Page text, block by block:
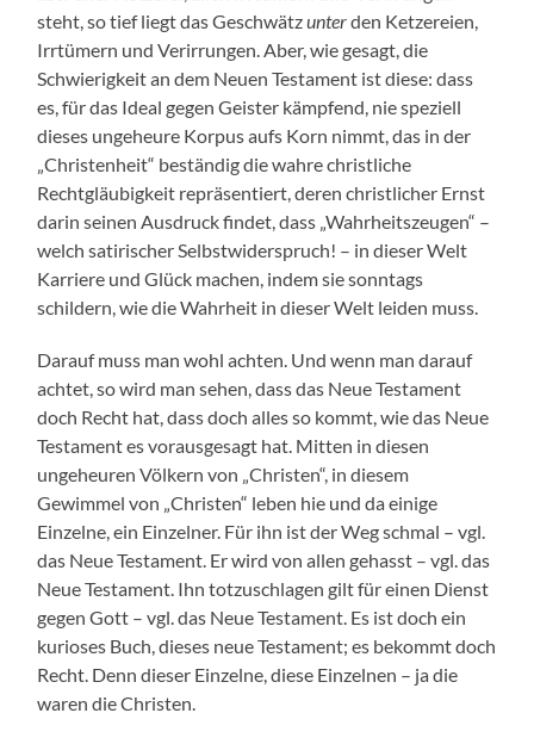
steht, so tief liegt das Geschwätzunterden Ketzereien,
Irrtümern und Verirrungen. Aber, wie gesagt, die
Schwierigkeit an dem Neuen Testament ist diese: dass
es, für das Ideal gegen Geister kämpfend, nie speziell
dieses ungeheure Korpus aufs Korn nimmt, das in der
„Christenheit“ beständig die wahre christliche
Rechtgläubigkeit repräsentiert, deren christlicher Ernst
darin seinen Ausdruck findet, dass „Wahrheitszeugen“ –
welch satirischer Selbstwiderspruch! – in dieser Welt
Karriere und Glück machen, indem sie sonntags
schildern, wie die Wahrheit in dieser Welt leiden muss.
Darauf muss man wohl achten. Und wenn man darauf
achtet, so wird man sehen, dass das Neue Testament
doch Recht hat, dass doch alles so kommt, wie das Neue
Testament es vorausgesagt hat. Mitten in diesen
ungeheuren Völkern von „Christen“, in diesem
Gewimmel von „Christen“ leben hie und da einige
Einzelne, ein Einzelner. Für ihn ist der Weg schmal – vgl.
das Neue Testament. Er wird von allen gehasst – vgl. das
Neue Testament. Ihn totzuschlagen gilt für einen Dienst
gegen Gott – vgl. das Neue Testament. Es ist doch ein
kurioses Buch, dieses neue Testament; es bekommt doch
Recht. Denn dieser Einzelne, diese Einzelnen – ja die
waren die Christen.